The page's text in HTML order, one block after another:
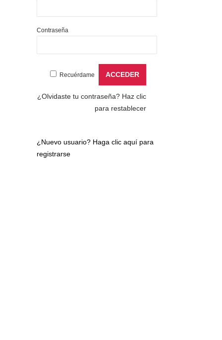
Contraseña
Recuérdame
¿Olvidaste tu contraseña? Haz clic
para restablecer
¿Nuevo usuario? Haga clic aquí para
registrarse